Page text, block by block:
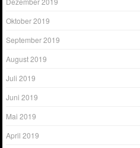
Oktober 2019
September 2019
August 2019
Juli 2019
Juni 2019
Mai 2019
April 2019